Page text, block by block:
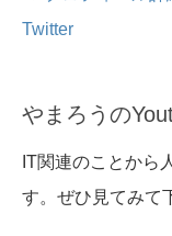
Twitter
やまろうの
IT関連のことから
す。ぜひ見てみて